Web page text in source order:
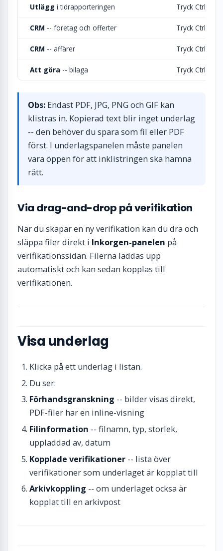
Utlägg i tidrapporteringen Tryck Ctrl + V
CRM -- företag och offerter Tryck Ctrl + V
CRM -- affärer Tryck Ctrl + V
Att göra -- bilaga Tryck Ctrl +
Obs:Endast PDF, JPG, PNG och GIF kan
klistras in. Kopierad text blir inget underlag
-- den behöver du spara som fil eller PDF
först. I underlagspanelen måste panelen
vara öppen för att inklistringen ska hamna
rätt.
Via drag-and-drop på verifikation
När du skapar en ny verifikation kan du dra och
släppa filer direkt i Inkorgen-panelen på
verifikationssidan. Filerna laddas upp
automatiskt och kan sedan kopplas till
verifikationen.
Visa underlag
Klicka på ett underlag i listan.
Du ser:
Förhandsgranskning -- bilder visas direkt,
PDF-filer har en inline-visning
Filinformation -- filnamn, typ, storlek,
uppladdad av, datum
Kopplade verifikationer -- lista över
verifikationer som underlaget är kopplat till
Arkivkoppling -- om underlaget ocksa är
kopplat till en arkivpost